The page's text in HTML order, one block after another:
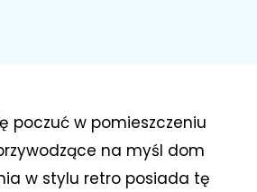
poczuć w pomieszczeniu
na myśl dom
w stylu retro posiada tę